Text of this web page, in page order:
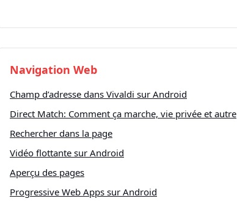
Navigation Web
Champ d’adresse dans Vivaldi sur Android
Direct Match: Comment ça marche, vie privée et autre
Rechercher dans la page
Vidéo flottante sur Android
Aperçu des pages
Progressive Web Apps sur Android